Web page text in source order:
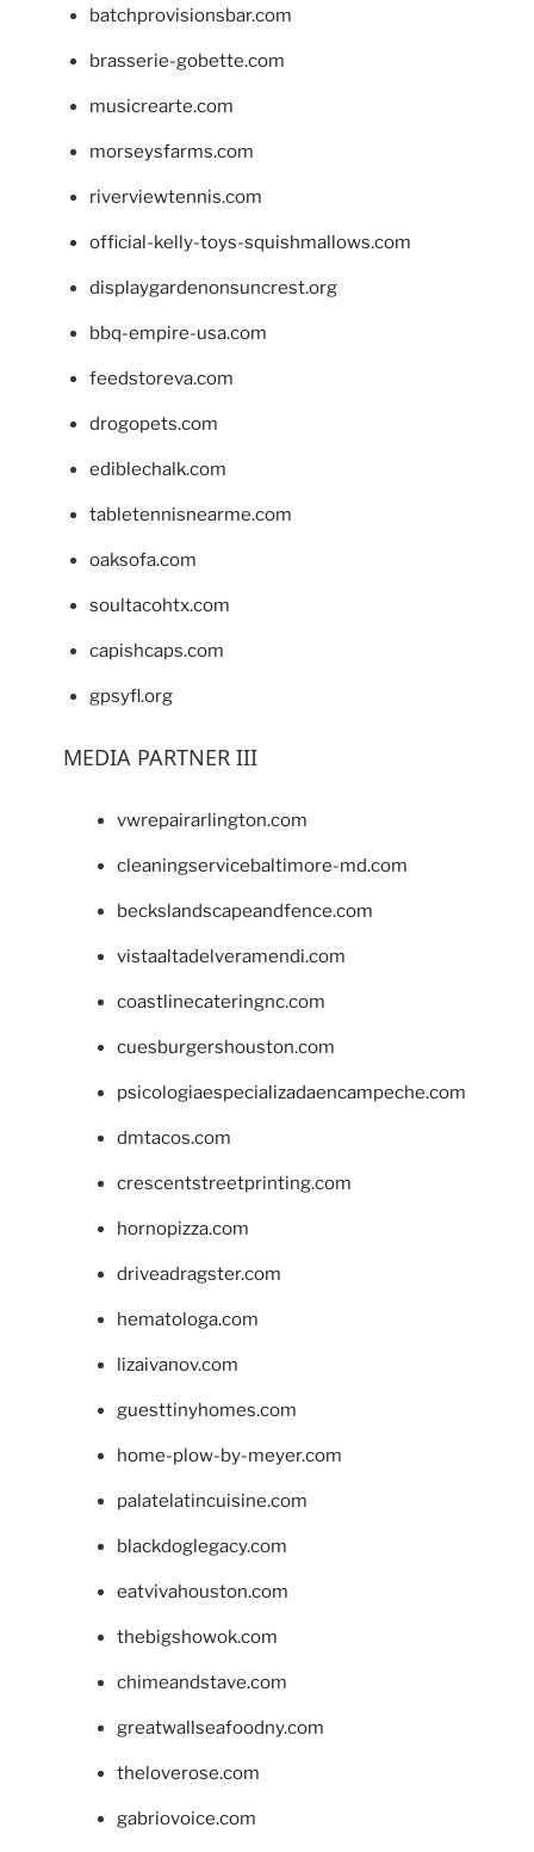
batchprovisionsbar.com
brasserie-gobette.com
musicrearte.com
morseysfarms.com
riverviewtennis.com
official-kelly-toys-squishmallows.com
displaygardenonsuncrest.org
bbq-empire-usa.com
feedstoreva.com
drogopets.com
ediblechalk.com
tabletennisnearme.com
oaksofa.com
soultacohtx.com
capishcaps.com
gpsyfl.org
MEDIA PARTNER III
vwrepairarlington.com
cleaningservicebaltimore-md.com
beckslandscapeandfence.com
vistaaltadelveramendi.com
coastlinecateringnc.com
cuesburgershouston.com
psicologiaespecializadaencampeche.com
dmtacos.com
crescentstreetprinting.com
hornopizza.com
driveadragster.com
hematologa.com
lizaivanov.com
guesttinyhomes.com
home-plow-by-meyer.com
palatelatincuisine.com
blackdoglegacy.com
eatvivahouston.com
thebigshowok.com
chimeandstave.com
greatwallseafoodny.com
theloverose.com
gabriovoice.com